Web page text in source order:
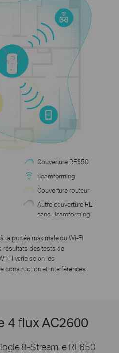
Couverture RE650
Beamforming
Couverture routeur
Autre couverture RE
sans Beamforming
la portée maximale du Wi-Fi
résultats des tests de
Fi varie selon les
construction et interférences
4 flux AC2600
8-Stream, e RE650